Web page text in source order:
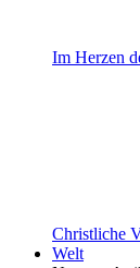
Im Herzen
Christliche
Welt